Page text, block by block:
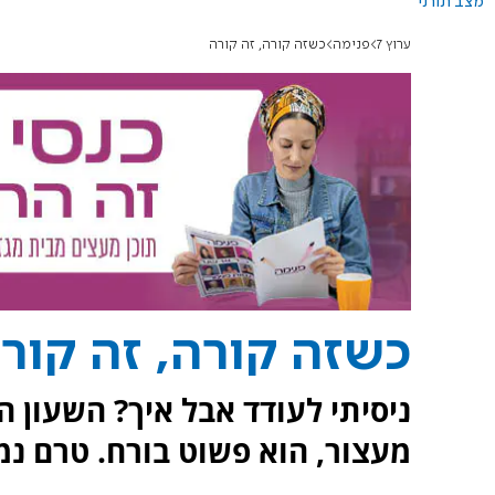
ערוץ 7 פנימה כשזה קורה, זה קורה
כשזה קורה, זה
ניסיתי לעודד אבל איך? השעון
מעצור, הוא פשוט בורח. טרם